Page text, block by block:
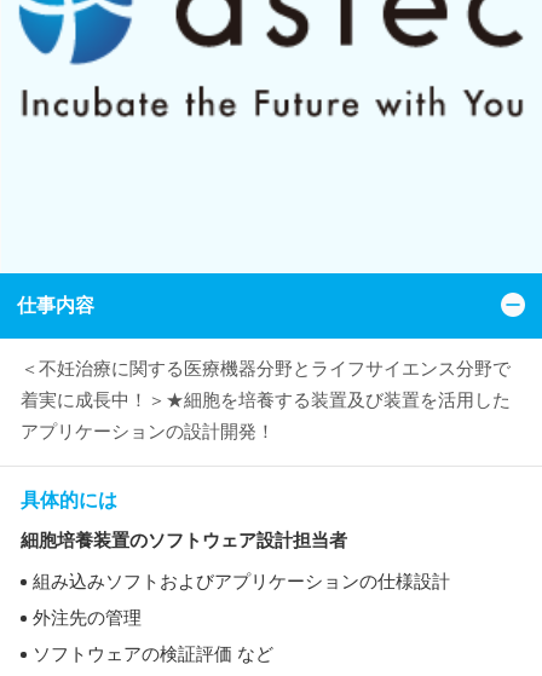
仕事内容
＜不妊治療に関する医療機器分野とライフサイエンス分野で
着実に成長中！＞★細胞を培養する装置及び装置を活用した
アプリケーションの設計開発！
具体的には
細胞培養装置のソフトウェア設計担当者
組み込みソフトおよびアプリケーションの仕様設計
外注先の管理
ソフトウェアの検証評価 など